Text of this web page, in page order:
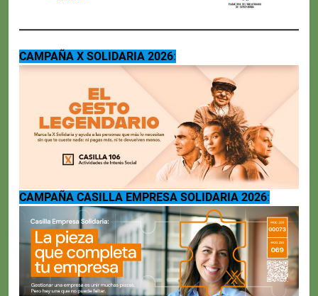
CAMPAÑA X SOLIDARIA 2026:
CAMPAÑA CASILLA EMPRESA SOLIDARIA 2026: